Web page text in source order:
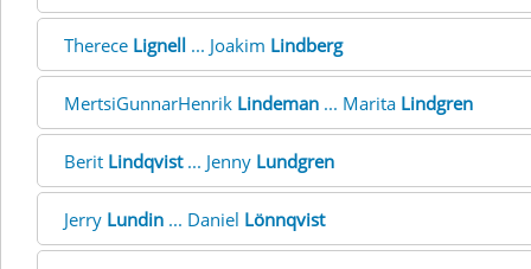
Therece Lignell ... Joakim Lindberg
MertsiGunnarHenrik Lindeman ... Marita Lindgren
Berit Lindqvist... Jenny Lundgren
Jerry Lundin ... Daniel Lönnqvist